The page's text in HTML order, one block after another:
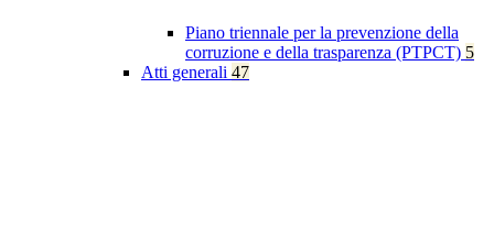
Piano triennale per la prevenzione della
corruzione e della trasparenza (PTPCT) 5
Atti generali 47